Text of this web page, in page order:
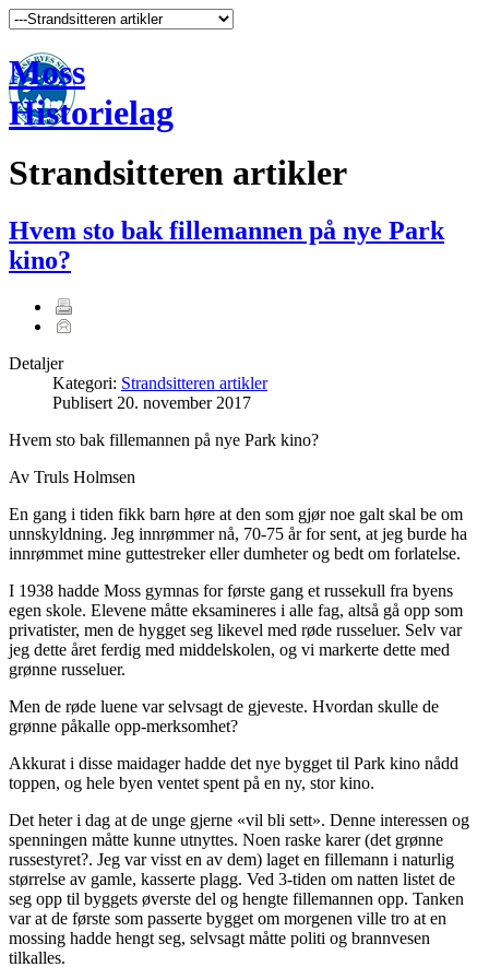
Moss
Historielag
Strandsitteren artikler
Hvem sto bak fillemannen på nye Park
kino?
Detaljer
Kategori: Strandsitteren artikler
Publisert 20. november 2017
Hvem sto bak fillemannen på nye Park kino?
Av Truls Holmsen
En gang i tiden fikk barn høre at den som gjør noe galt skal be om
unnskyldning. Jeg innrømmer nå, 70-75 år for sent, at jeg burde ha
innrømmet mine guttestreker eller dumheter og bedt om forlatelse.
I 1938 hadde Moss gymnas for første gang et russekull fra byens
egen skole. Elevene måtte eksamineres i alle fag, altså gå opp som
privatister, men de hygget seg likevel med røde russeluer. Selv var
jeg dette året ferdig med middelskolen, og vi markerte dette med
grønne russeluer.
Men de røde luene var selvsagt de gjeveste. Hvordan skulle de
grønne påkalle opp-merksomhet?
Akkurat i disse maidager hadde det nye bygget til Park kino nådd
toppen, og hele byen ventet spent på en ny, stor kino.
Det heter i dag at de unge gjerne «vil bli sett». Denne interessen og
spenningen måtte kunne utnyttes. Noen raske karer (det grønne
russestyret?. Jeg var visst en av dem) laget en fillemann i naturlig
størrelse av gamle, kasserte plagg. Ved 3-tiden om natten listet de
seg opp til byggets øverste del og hengte fillemannen opp. Tanken
var at de første som passerte bygget om morgenen ville tro at en
mossing hadde hengt seg, selvsagt måtte politi og brannvesen
tilkalles.